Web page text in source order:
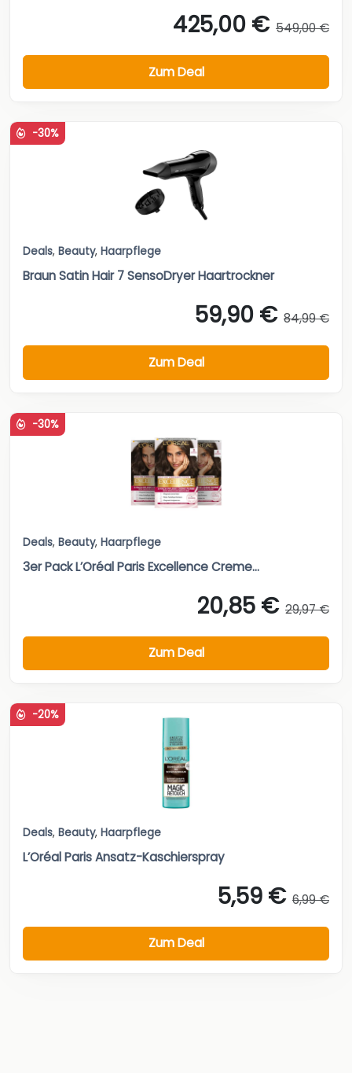
425,00 € 549,00 €
Zum Deal
-30%
Deals, Beauty, Haarpflege
Braun Satin Hair 7 SensoDryer Haartrockner
59,90 € 84,99 €
Zum Deal
-30%
Deals, Beauty, Haarpflege
3er Pack L’Oréal Paris Excellence Creme...
20,85 € 29,97 €
Zum Deal
-20%
Deals, Beauty, Haarpflege
L’Oréal Paris Ansatz-Kaschierspray
5,59 € 6,99 €
Zum Deal